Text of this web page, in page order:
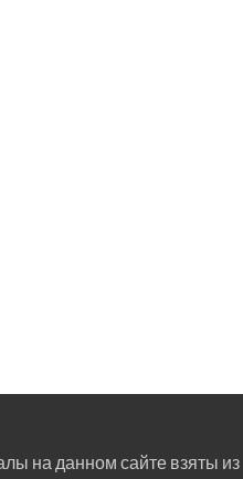
на данном сайте взяты из